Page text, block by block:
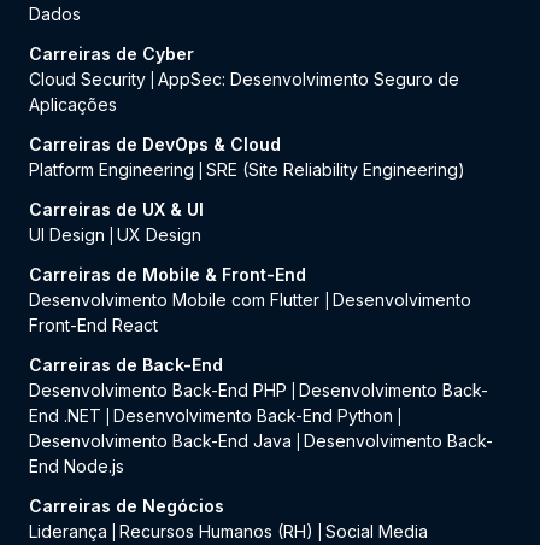
Dados
Carreiras de Cyber
Cloud Security AppSec: Desenvolvimento Seguro de
Aplicações
Carreiras de DevOps & Cloud
Platform Engineering
SRE (Site Reliability Engineering)
Carreiras de UX & UI
UI Design
UX Design
Carreiras de Mobile & Front-End
Desenvolvimento Mobile com Flutter
Desenvolvimento
Front-End React
Carreiras de Back-End
Desenvolvimento Back-End PHP
Desenvolvimento Back-
End .NET
Desenvolvimento Back-End Python
Desenvolvimento Back-End Java
Desenvolvimento Back-
End Node.js
Carreiras de Negócios
Liderança
Recursos Humanos (RH)
Social Media